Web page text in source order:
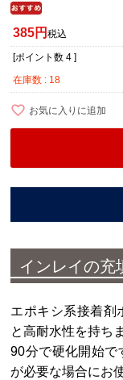
385 税込
[ポイント数 4 ]
在庫数
18
お気に入りに追加
インレイの充
エポキシ系接着剤
と高耐水性を持ち
90分で硬化開始で
が必要な場合にお